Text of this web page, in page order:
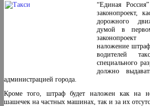
“Единая
законопроект,
дорожного
думой в
наложение
водителей
специального
должно
администрацией города.
Кроме того, штраф будет наложен как на
шашечек на частных машинах, так и за их